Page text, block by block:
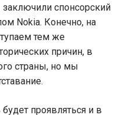
спонсорский
Nokia. Конечно, на
тем же
причин, в
страны, но мы
проявляться и в